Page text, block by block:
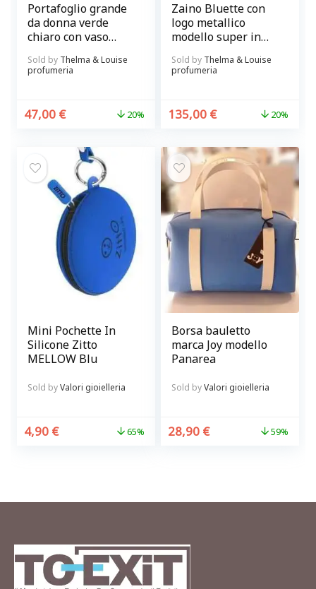
Portafoglio grande
da donna verde
chiaro con vaso
d’autore VINCENTE
VAN GOGH in pelle
Paul Meccanico
Sold by Thelma & Louise
profumeria
47,00 € 20%
Zaino Bluette con
logo metallico
modello super in
Meccanico
Sold by Thelma & Louise
profumeria
135,00 € 20%
Mini Pochette In
Silicone Zitto
MELLOW Blu
Sold byValori gioielleria
4,90 € 65%
Borsa bauletto
marca Joy modello
Panarea
Sold byValori gioielleria
28,90 € 59%